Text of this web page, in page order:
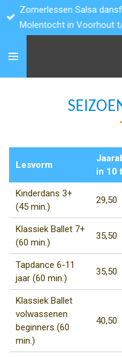
Ga
direct
de
Zomerlessen Salsa
Molentocht in Voorhout
Lesvorm
in 10
Kinderdans 3+
(45 min.)
29,50
Klassiek Ballet 7+
(60 min.)
35,50
Tapdance 6-11
jaar (60 min.)
35,50
Klassiek Ballet
volwassenen
beginners (60
min.)
40,50